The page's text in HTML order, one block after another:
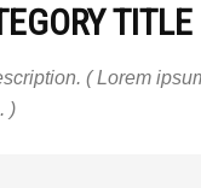
TITLE
( Lorem
)